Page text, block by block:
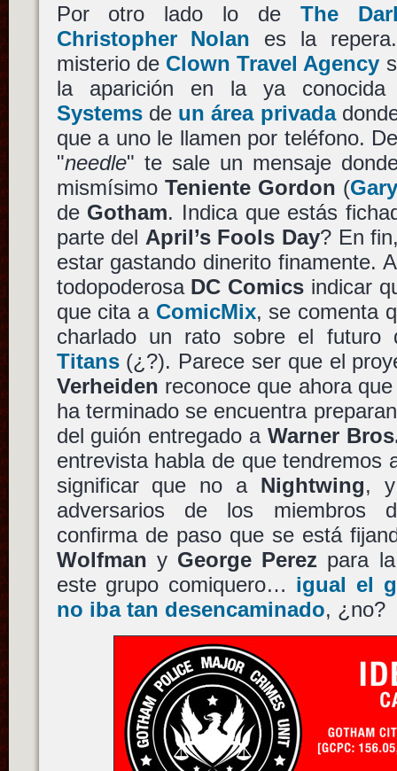
Por otro lado lo de The
Christopher Nolan es la
misterio de Clown Travel Agency
la aparición en la ya
Systemsde un área privada
que a uno le llamen por teléfono.
"needle" te sale un mensaje
mismísimo Teniente Gordon (
de Gotham. Indica que estás
parte del April’s Fools Day? En
estar gastando dinerito finamente.
todopoderosa DC Comics indicar
que cita a ComicMix, se comenta
charlado un rato sobre el
Titans(¿?). Parece ser que el
Verheiden reconoce que ahora
ha terminado se encuentra
del guión entregado a Warner
entrevista habla de que tendremos
significar que no a Nightwing,
adversarios de los miembros
confirma de paso que se está
Wolfman y George Perez para
este grupo comiquero… igual el
no iba tan desencaminado, ¿no?